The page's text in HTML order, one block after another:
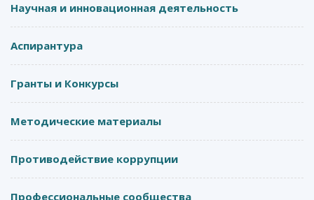
Научная и инновационная деятельность
Аспирантура
Гранты и Конкурсы
Методические материалы
Противодействие коррупции
Профессиональные сообщества